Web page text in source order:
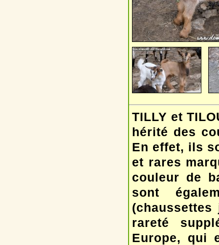
TILLY et
hérité des
En effet, ils
et rares
couleur de
sont
(chaussettes
rareté
Europe, qui